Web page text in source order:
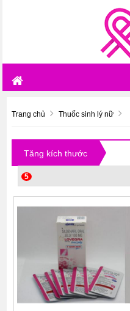
Trang chủ Thuốc sinh lý nữ
Tăng kích thước
5